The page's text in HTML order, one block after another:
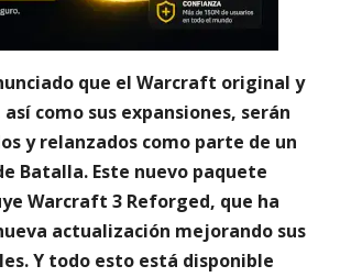
que el Warcraft original y
como sus expansiones, serán
y relanzados como parte de un
Batalla. Este nuevo paquete
Warcraft 3 Reforged, que ha
actualización mejorando sus
Y todo esto está disponible